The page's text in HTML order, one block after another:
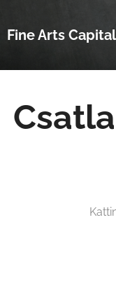
Fine Arts Capital